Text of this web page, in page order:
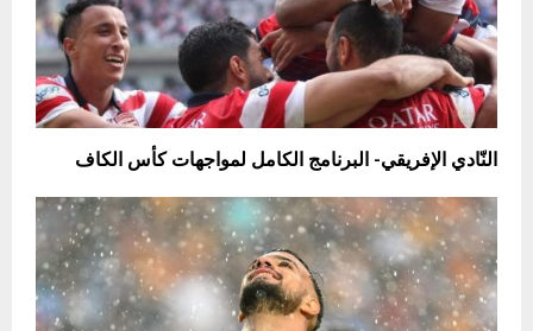
النّادي الإفريقي- البرنامج الكامل لمواجهات كأس الكاف